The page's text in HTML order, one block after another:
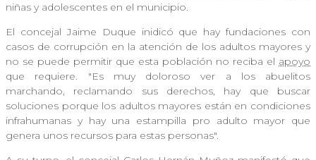
niñas y adolescentes en el municipio.
El concejal Jaime Duque inidicó que hay fundaciones con
casos de corrupción en la atención de los adultos mayores y
no se puede permitir que esta población no reciba el apoyo
que requiere. "Es muy doloroso ver a los abuelitos
marchando, reclamando sus derechos, hay que buscar
soluciones porque los adultos mayores están en condiciones
infrahumanas y hay una estampilla pro adulto mayor que
genera unos recursos para estas personas".